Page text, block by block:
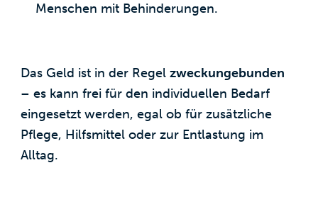
Menschen mit Behinderungen.
Das Geld ist in der Regelzweckungebunden
– es kann frei für den individuellen Bedarf
eingesetzt werden, egal ob für zusätzliche
Pflege, Hilfsmittel oder zur Entlastung im
Alltag.